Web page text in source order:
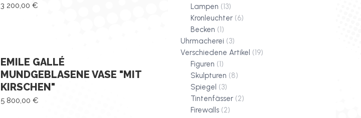
3 200,00 €
EMILE GALLÉ
MUNDGEBLASENE VASE "MIT
KIRSCHEN"
5 800,00 €
Lampen (13)
Kronleuchter (6)
Becken (1)
Uhrmacherei (3)
Verschiedene Artikel (19)
Figuren (1)
Skulpturen (8)
Spiegel (3)
Tintenfässer (2)
Firewalls (2)